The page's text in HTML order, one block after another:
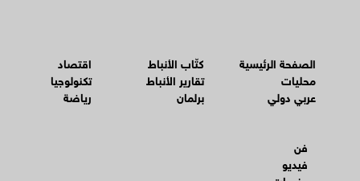
الصفحة الرئيسية
محليات
عربي دولي
كتّاب الأنباط
تقارير الأنباط
برلمان
اقتصاد
تكنولوجيا
رياضة
فن
فيديو